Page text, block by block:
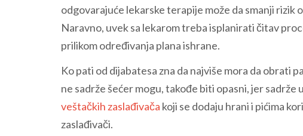
odgovarajuće lekarske terapije može da smanji
Naravno, uvek sa lekarom treba isplanirati čitav
prilikom određivanja plana ishrane.
Ko pati od dijabatesa zna da najviše mora da obrati
ne sadrže šećer mogu, takođe biti opasni, jer
veštačkih zaslađivača koji se dodaju hrani i pićima
zaslađivači.